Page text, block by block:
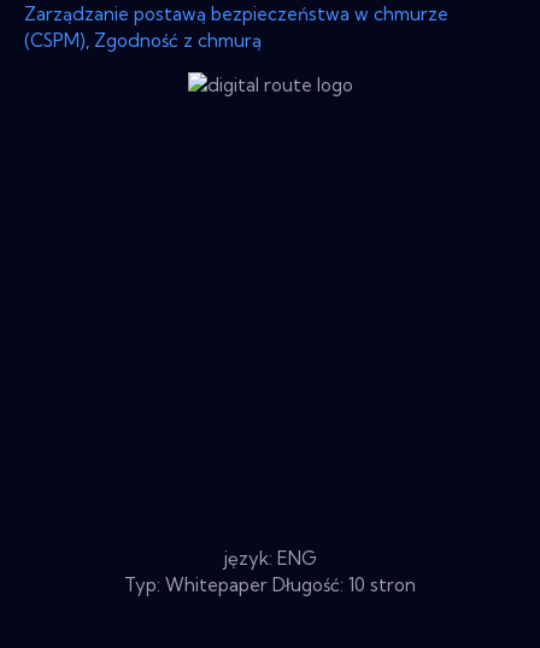
Zarządzanie postawą bezpieczeństwa w chmurze
(CSPM) Zgodność z chmurą
język: ENG
Typ: Whitepaper Długość: 10 stron